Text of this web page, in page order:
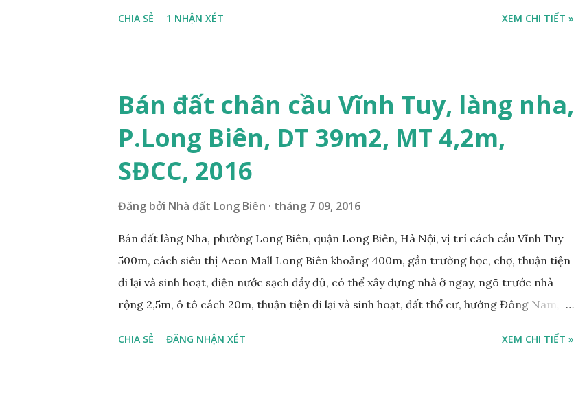
Tiện để xây biệt thự, làm văn phòng công ty, làm kho xưởng, hoặc xây tòa nhà cho thuê;
nằm trên mặt ngõ phố Tư Đình, ngõ trước nhà rộng 8m, ngõ thông, ô tô tránh nhau; •
Cách mặt đường Cổ Linh khoảng 200m; • Cách dự án Eco Smart City Cổ Linh khoảng
250m; • Gần dự án khu biệt thự dự án Minh Tâm Tư Đình • Cách chân cầu Vĩnh Tuy và
siêu thị Aeon Mall Long Biên khoảng 500m; • Khu vực đông đúc dân cư, thuận tiện đi lại
và sinh hoạt; ...
CHIA SẺ 1 NHẬN XÉT XEM CHI TIẾT »
Bán đất chân cầu Vĩnh Tuy, làng nha,
P.Long Biên, DT 39m2, MT 4,2m,
SĐCC, 2016
Đăng bởi Nhà đất Long Biên tháng 7 09, 2016
Bán đất làng Nha, phường Long Biên, quận Long Biên, Hà Nội, vị trí cách cầu Vĩnh Tuy
500m, cách siêu thị Aeon Mall Long Biên khoảng 400m, gần trường học, chợ, thuận tiện
đi lại và sinh hoạt, điện nước sạch đầy đủ, có thể xây dựng nhà ở ngay, ngõ trước nhà
rộng 2,5m, ô tô cách 20m, thuận tiện đi lại và sinh hoạt, đất thổ cư, hướng Đông Nam,
0984999007 - 0915383393. Miễn trung gian & Quảng cáo trực tuyế.
CHIA SẺ ĐĂNG NHẬN XÉT XEM CHI TIẾT »